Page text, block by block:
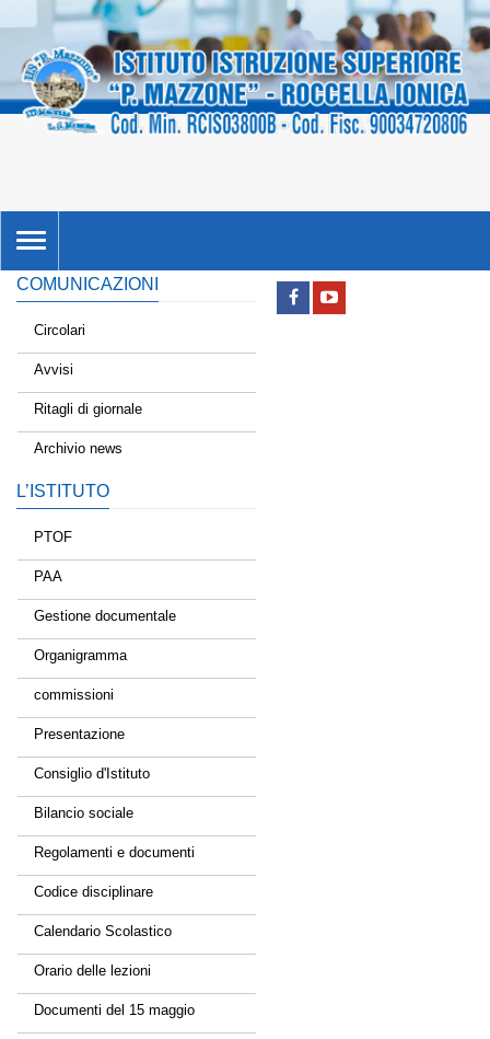
TOGGLE
NAVIGATION
COMUNICAZIONI
Circolari
Avvisi
Ritagli di giornale
Archivio news
L’ISTITUTO
PTOF
PAA
Gestione documentale
Organigramma
commissioni
Presentazione
Consiglio d'Istituto
Bilancio sociale
Regolamenti e documenti
Codice disciplinare
Calendario Scolastico
Orario delle lezioni
Documenti del 15 maggio